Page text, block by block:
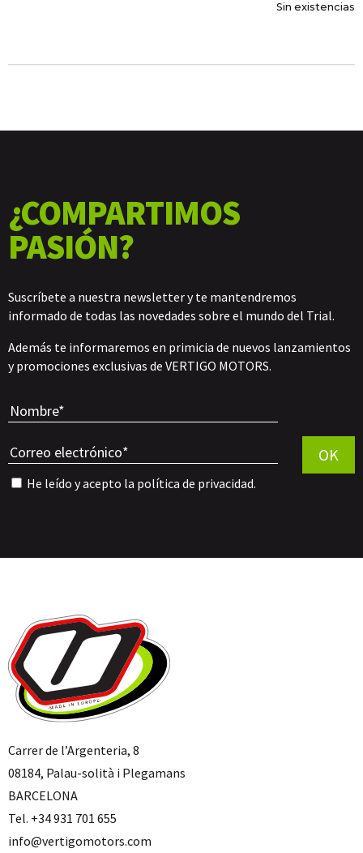
Sin existencias
¿COMPARTIMOS
PASIÓN?
Suscríbete a nuestra newsletter y te mantendremos
informado de todas las novedades sobre el mundo del Trial.
Además te informaremos en primicia de nuevos lanzamientos
y promociones exclusivas de VERTIGO MOTORS.
He leído y acepto la política de privacidad.
OK
Carrer de l’Argenteria, 8
08184, Palau-solità i Plegamans
BARCELONA
Tel. +34 931 701 655
info@vertigomotors.com